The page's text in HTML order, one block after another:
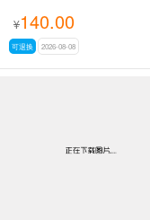
¥140.00
可退换 2026-08-08